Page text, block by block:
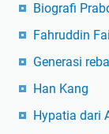
Biografi
Fahruddin
Generasi
Han Kang
Hypatia dari